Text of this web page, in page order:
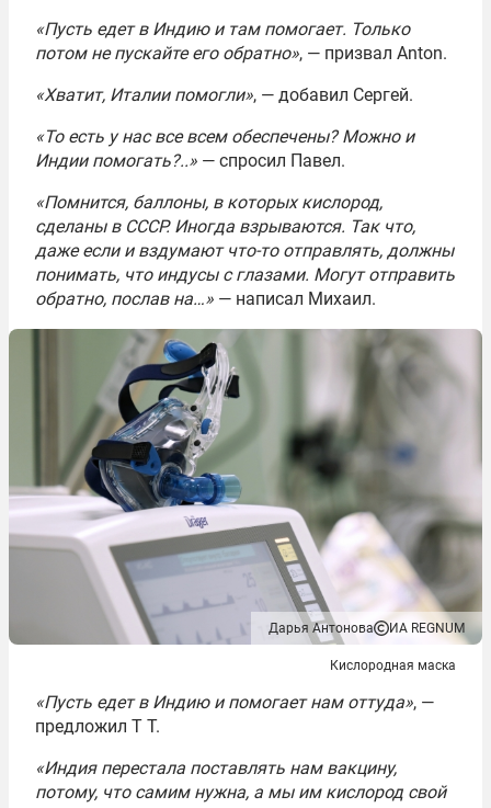
«Пусть едет в Индию и там помогает. Только
потом не пускайте его обратно», — призвал Anton.
«Хватит, Италии помогли», — добавил Сергей.
«То есть у нас все всем обеспечены? Можно и
Индии помогать?..» — спросил Павел.
«Помнится, баллоны, в которых кислород,
сделаны в СССР. Иногда взрываются. Так что,
даже если и вздумают что-то отправлять, должны
понимать, что индусы с глазами. Могут отправить
обратно, послав на…» — написал Михаил.
Дарья Антонова ИА REGNUM
Кислородная маска
«Пусть едет в Индию и помогает нам оттуда», —
предложил T T.
«Индия перестала поставлять нам вакцину,
потому, что самим нужна, а мы им кислород свой